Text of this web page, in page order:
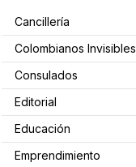
Cancillería
Colombianos Invisibles
Consulados
Editorial
Educación
Emprendimiento